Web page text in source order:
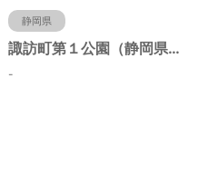
静岡県
諏訪町第１公園（静岡県静岡市）
-